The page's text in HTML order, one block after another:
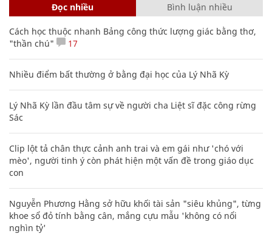
Đọc nhiều Bình luận nhiều
Cách học thuộc nhanh Bảng công thức lượng giác bằng thơ,
"thần chú"
17
Nhiều điểm bất thường ở bằng đại học của Lý Nhã Kỳ
Lý Nhã Kỳ lần đầu tâm sự về người cha Liệt sĩ đặc công rừng
Sác
Clip lột tả chân thực cảnh anh trai và em gái như 'chó với
mèo', người tinh ý còn phát hiện một vấn đề trong giáo dục
con
Nguyễn Phương Hằng sở hữu khối tài sản "siêu khủng", từng
khoe sổ đỏ tính bằng cân, mắng cựu mẫu 'không có nổi
nghìn tỷ'